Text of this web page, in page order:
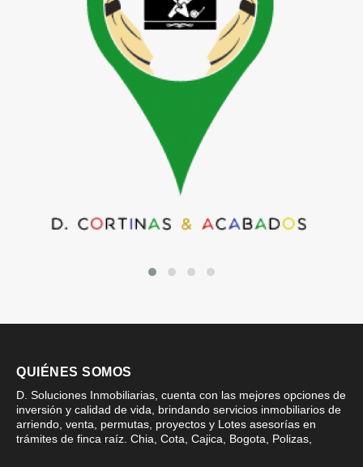
QUIÉNES SOMOS
D. Soluciones Inmobiliarias, cuenta con las mejores opciones de
inversión y calidad de vida, brindando servicios inmobiliarios de
arriendo, venta, permutas, proyectos y Lotes asesorías en
trámites de finca raíz. Chia, Cota, Cajica, Bogota, Polizas,